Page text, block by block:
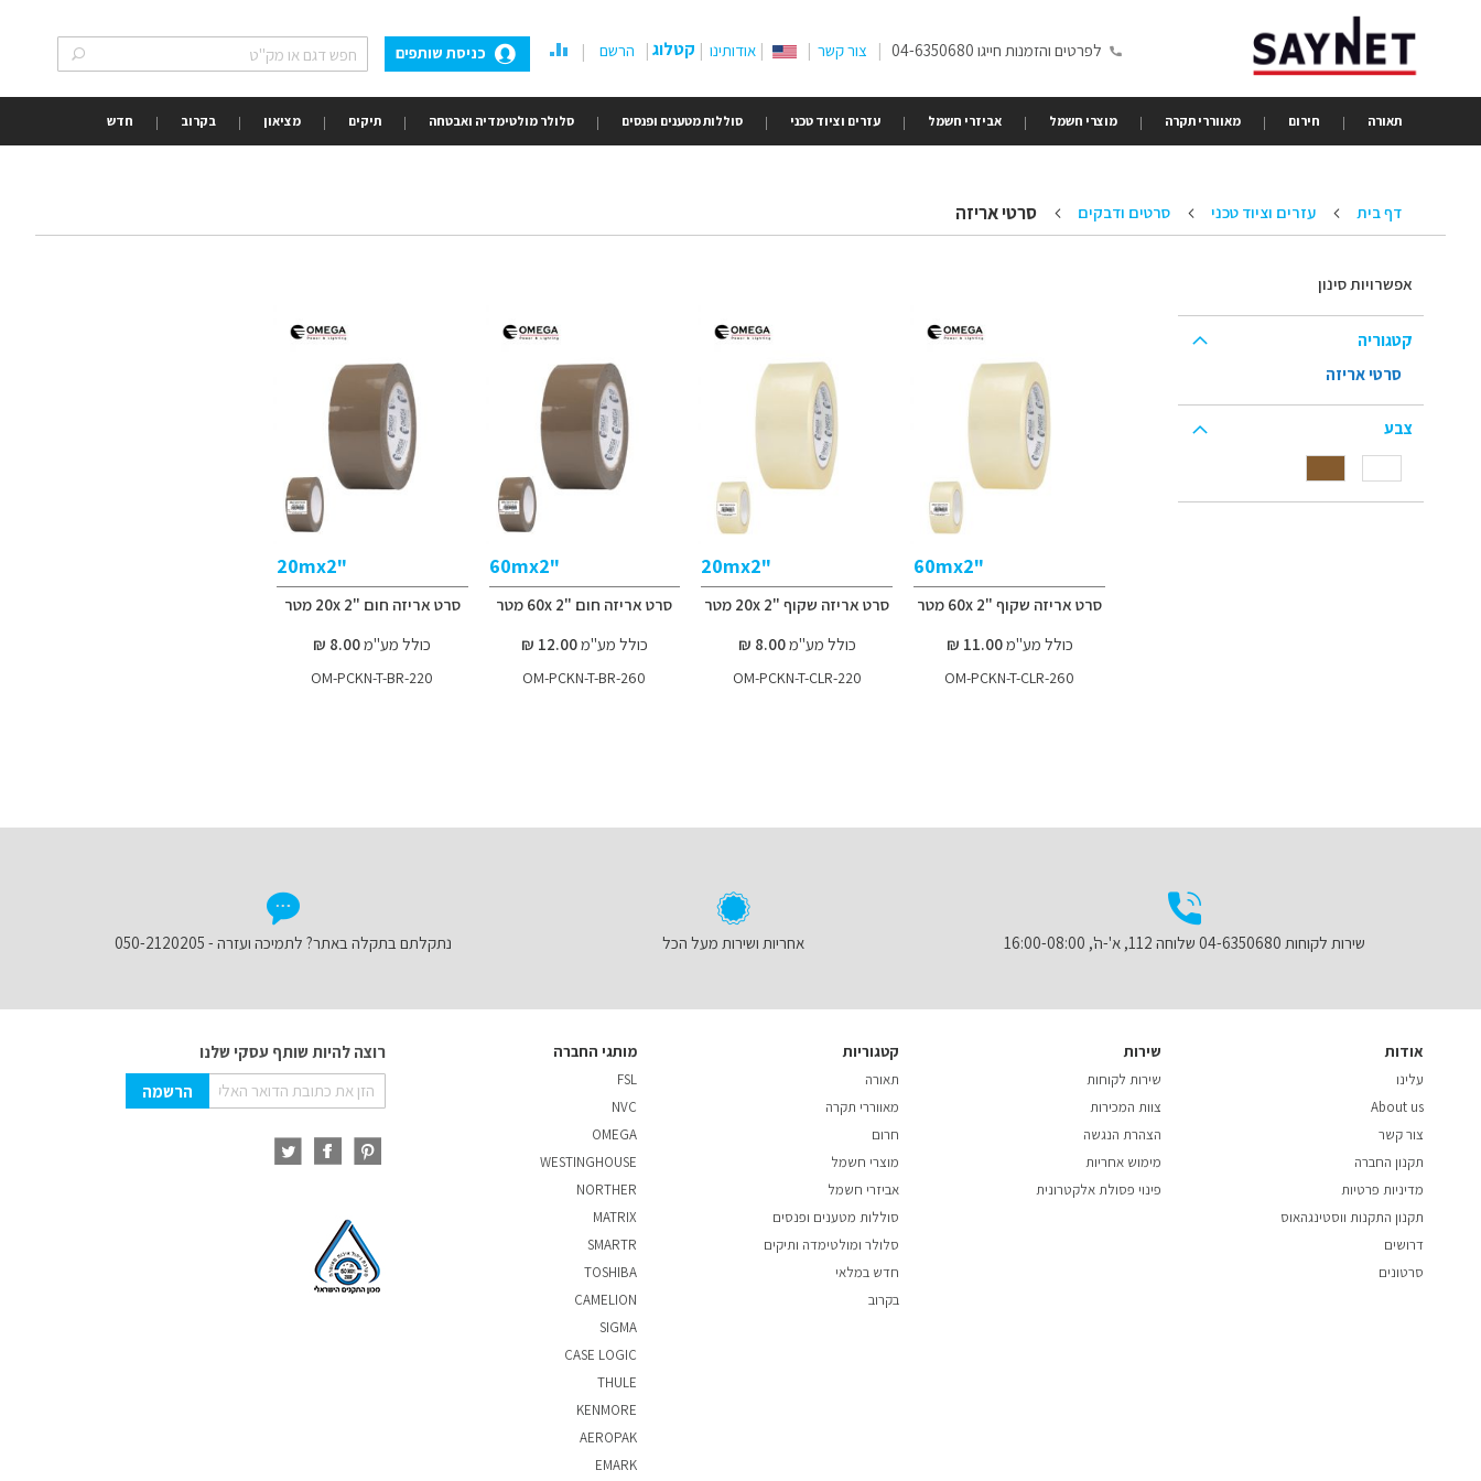
to
Content
לפרטים והזמנות חייגו 04-6350680 צור קשר אודותינו קטלוג
הרשם
חפש
כניסת שותפים
תאורה חירום מאווררי תקרה מוצרי חשמל אביזרי חשמל עזרים וציוד טכני סוללות מטענים ופנסים סלולר מולטימדיה ואבטחה תיקים מציאון בקרוב חדש
דף בית עזרים וציוד טכני סרטים ודבקים סרטי אריזה
"60mx2
סרט אריזה שקוף "2 60x מטר
כולל מע"מ11.00 ₪
OM-PCKN-T-CLR-260
"20mx2
סרט אריזה שקוף "2 20x מטר
כולל מע"מ8.00 ₪
OM-PCKN-T-CLR-220
"60mx2
סרט אריזה חום "2 60x מטר
כולל מע"מ12.00 ₪
OM-PCKN-T-BR-260
"20mx2
סרט אריזה חום "2 20x מטר
כולל מע"מ8.00 ₪
OM-PCKN-T-BR-220
אפשרויות סינון
קטגוריה
סרטי אריזה
צבע
נתקלתם בתקלה באתר? לתמיכה ועזרה - 050-2120205 אחריות ושירות מעל הכל שירות לקוחות 04-6350680 שלוחה 112, א'-ה', 16:00-08:00
אודות
עלינו
About us
צור קשר
תקנון החברה
מדיניות פרטיות
תקנון התקנות ווסטינגהאוס
דרושים
סרטונים
שירות
שירות לקוחות
צוות המכירות
הצהרת הנגשה
מימוש אחריות
פינוי פסולת אלקטרונית
קטגוריות
תאורה
מאווררי תקרה
חרום
מוצרי חשמל
אביזרי חשמל
סוללות מטענים ופנסים
סלולר ומולטימדה ותיקים
חדש במלאי
בקרוב
מותגי החברה
FSL
NVC
OMEGA
WESTINGHOUSE
NORTHER
MATRIX
SMARTR
TOSHIBA
CAMELION
SIGMA
CASE LOGIC
THULE
KENMORE
AEROPAK
EMARK
רוצה להיות שותף עסקי שלנו
Sign
Up
Our
הרשמה